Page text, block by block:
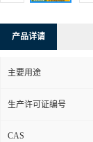
产品详请
主要用途
生产许可证编号
CAS